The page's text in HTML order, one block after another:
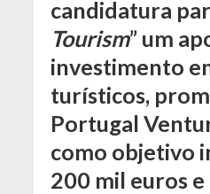
candidatura
Tourism” um
investimento
turísticos,
Portugal
como objetivo
200 mil euros e